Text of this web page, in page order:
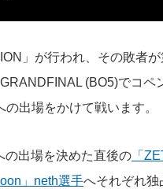
」が行われ、その敗者
(BO5)でコペ
出場をかけて戦います。
の出場を決めた直後の 「
」neth選手へそれぞれ独